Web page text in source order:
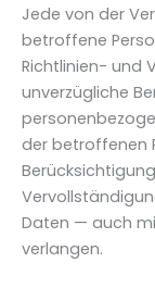
Jede von der
betroffene
Richtlinien- und
unverzügliche
der betroffenen
Daten — auch
verlangen.